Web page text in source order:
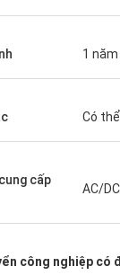
1 năm
Có
cấp
AC/DC
công nghiệp có